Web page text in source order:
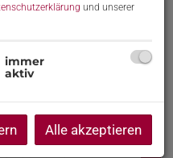
und unserer
immer
aktiv
Alle akzeptieren